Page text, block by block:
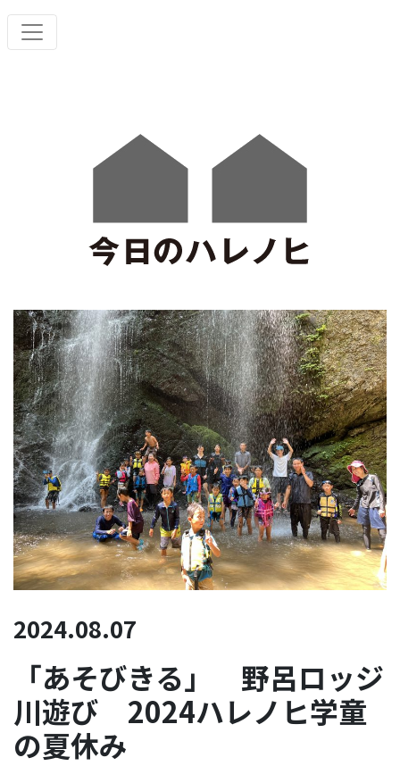
2024.08.07
「あそびきる」 野呂ロッジ
川遊び 2024ハレノヒ学童
の夏休み